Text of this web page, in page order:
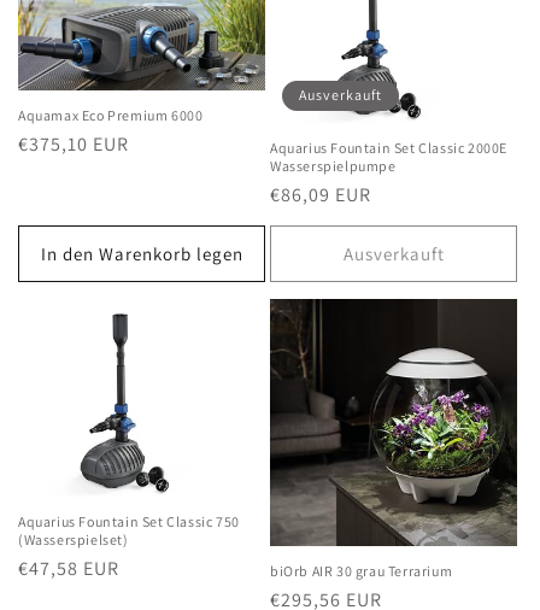
Aquamax Eco Premium 6000
Normaler
€375,10 EUR
In den Warenkorb legen
Ausverkauft
Aquarius Fountain Set Classic 2000E
Wasserspielpumpe
Normaler
Preis
€86,09 EUR
Ausverkauft
Aquarius Fountain Set Classic 750
(Wasserspielset)
Normaler
€47,58 EUR biOrb AIR 30 grau Terrarium
Normaler
€295,56 EUR